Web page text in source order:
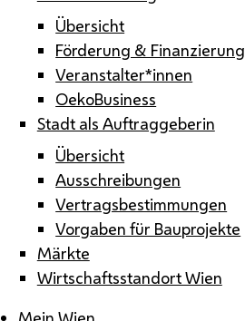
Übersicht
Förderung & Finanzierung
Veranstalter*innen
OekoBusiness
Stadt als Auftraggeberin
Übersicht
Ausschreibungen
Vertragsbestimmungen
Vorgaben für Bauprojekte
Märkte
Wirtschaftsstandort Wien